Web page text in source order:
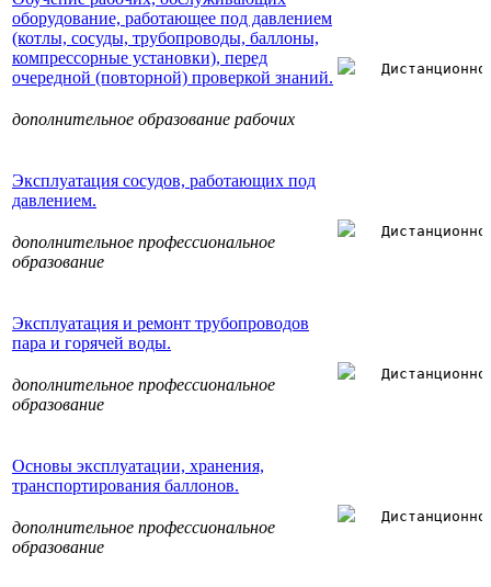
оборудование, работающее под давлением
(котлы, сосуды, трубопроводы, баллоны,
компрессорные установки), перед
очередной (повторной) проверкой знаний.
дополнительное образование рабочих
Эксплуатация сосудов, работающих под
давлением.
дополнительное профессиональное
образование
Эксплуатация и ремонт трубопроводов
пара и горячей воды.
дополнительное профессиональное
образование
Основы эксплуатации, хранения,
транспортирования баллонов.
дополнительное профессиональное
образование